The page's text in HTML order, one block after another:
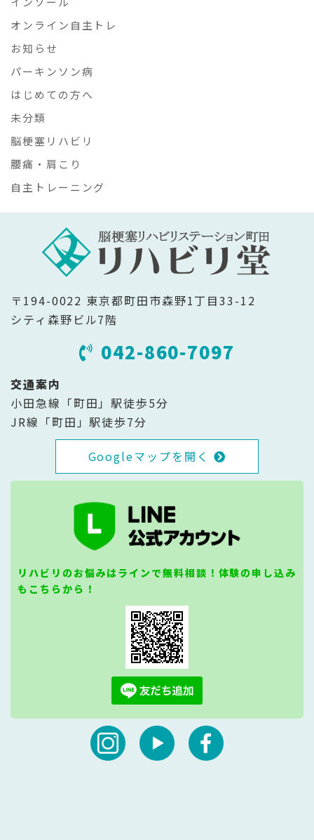
オンライン自主トレ
お知らせ
パーキンソン病
はじめての方へ
未分類
脳梗塞リハビリ
腰痛・肩こり
自主トレーニング
〒194-0022 東京都町田市森野1丁目33-12
シティ森野ビル7階
042-860-7097
交通案内
小田急線「町田」駅徒歩5分
JR線「町田」駅徒歩7分
Googleマップを開く
リハビリのお悩みはラインで無料相談！体験の申し込み
もこちらから！